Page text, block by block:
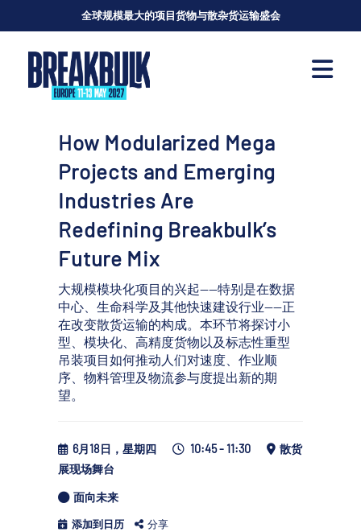
全球规模最大的项目货物与散杂货运输盛会
How Modularized Mega
Projects and Emerging
Industries Are
Redefining Breakbulk’s
Future Mix
大规模模块化项目的兴起——特别是在数据
中心、生命科学及其他快速建设行业——正
在改变散货运输的构成。本环节将探讨小
型、模块化、高精度货物以及标志性重型
吊装项目如何推动人们对速度、作业顺
序、物料管理及物流参与度提出新的期
望。
6月18日，星期四 10:45 - 11:30
散货
展现场舞台
面向未来
添加到日历 分享